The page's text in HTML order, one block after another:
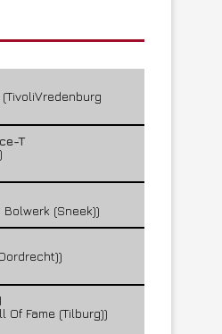
T
(Sneek))
Of Fame (Tilburg))